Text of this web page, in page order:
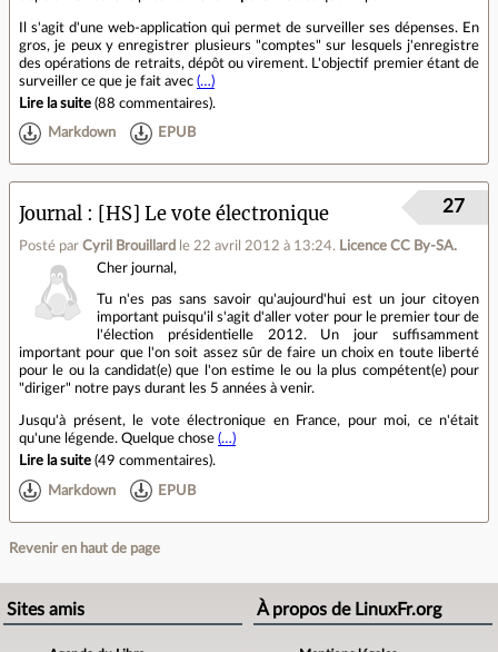
Il s'agit d'une web-application qui permet de surveiller ses dépenses. En
gros, je peux y enregistrer plusieurs "comptes" sur lesquels j'enregistre
des opérations de retraits, dépôt ou virement. L'objectif premier étant de
surveiller ce que je fait avec (…)
Lire la suite (88 commentaires).
Markdown EPUB
Journal [HS] Le vote électronique
Posté par Cyril Brouillard le 22 avril 2012 à 13:24. Licence CC By‑SA.
27
Cher journal,
Tu n'es pas sans savoir qu'aujourd'hui est un jour citoyen
important puisqu'il s'agit d'aller voter pour le premier tour de
l'élection présidentielle 2012. Un jour suffisamment
important pour que l'on soit assez sûr de faire un choix en toute liberté
pour le ou la candidat(e) que l'on estime le ou la plus compétent(e) pour
"diriger" notre pays durant les 5 années à venir.
Jusqu'à présent, le vote électronique en France, pour moi, ce n'était
qu'une légende. Quelque chose (…)
Lire la suite (49 commentaires).
Markdown EPUB
Revenir en haut de page
Sites amis À propos de LinuxFr.org